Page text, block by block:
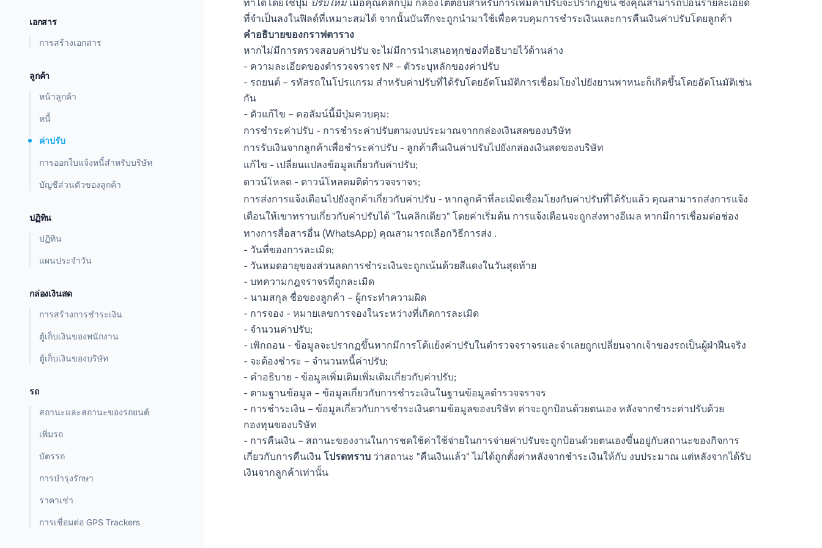
เอกสาร
การสร้างเอกสาร
ลูกค้า
หน้าลูกค้า
หนี้
ค่าปรับ
การออกใบแจ้งหนี้สำหรับบริษัท
บัญชีส่วนตัวของลูกค้า
ปฏิทิน
ปฏิทิน
แผนประจำวัน
กล่องเงินสด
การสร้างการชำระเงิน
ตู้เก็บเงินของพนักงาน
ตู้เก็บเงินของบริษัท
รถ
สถานะและสถานะของรถยนต์
เพิ่มรถ
บัตรรถ
การบำรุงรักษา
ราคาเช่า
การเชื่อมต่อ GPS Trackers
ทำได้โดยใช้ปุ่ม ปรับใหม่เมื่อคุณคลิกปุ่ม กล่องโต้ตอบสำหรับการเพิ่มค่าปรับจะปรากฏขึ้น ซึ่งคุณสามารถป้อนรายละเอียด
ที่จำเป็นลงในฟิลด์ที่เหมาะสมได้ จากนั้นบันทึกจะถูกนำมาใช้เพื่อควบคุมการชำระเงินและการคืนเงินค่าปรับโดยลูกค้า
คำอธิบายของกราฟตาราง
หากไม่มีการตรวจสอบค่าปรับ จะไม่มีการนำเสนอทุกช่องที่อธิบายไว้ด้านล่าง
- ความละเอียดของตำรวจจราจร № – ตัวระบุหลักของค่าปรับ
- รถยนต์ – รหัสรถในโปรแกรม สำหรับค่าปรับที่ได้รับโดยอัตโนมัติการเชื่อมโยงไปยังยานพาหนะก็เกิดขึ้นโดยอัตโนมัติเช่น
กัน
- ตัวแก้ไข – คอลัมน์นี้มีปุ่มควบคุม:
การชำระค่าปรับ - การชำระค่าปรับตามงบประมาณจากกล่องเงินสดของบริษัท
การรับเงินจากลูกค้าเพื่อชำระค่าปรับ - ลูกค้าคืนเงินค่าปรับไปยังกล่องเงินสดของบริษัท
แก้ไข - เปลี่ยนแปลงข้อมูลเกี่ยวกับค่าปรับ;
ดาวน์โหลด - ดาวน์โหลดมติตำรวจจราจร;
การส่งการแจ้งเตือนไปยังลูกค้าเกี่ยวกับค่าปรับ - หากลูกค้าที่ละเมิดเชื่อมโยงกับค่าปรับที่ได้รับแล้ว คุณสามารถส่งการแจ้ง
เตือนให้เขาทราบเกี่ยวกับค่าปรับได้ "ในคลิกเดียว" โดยค่าเริ่มต้น การแจ้งเตือนจะถูกส่งทางอีเมล หากมีการเชื่อมต่อช่อง
ทางการสื่อสารอื่น (WhatsApp) คุณสามารถเลือกวิธีการส่ง .
- วันที่ของการละเมิด;
- วันหมดอายุของส่วนลดการชำระเงินจะถูกเน้นด้วยสีแดงในวันสุดท้าย
- บทความกฎจราจรที่ถูกละเมิด
- นามสกุล ชื่อของลูกค้า – ผู้กระทำความผิด
- การจอง - หมายเลขการจองในระหว่างที่เกิดการละเมิด
- จำนวนค่าปรับ;
- เพิกถอน - ข้อมูลจะปรากฏขึ้นหากมีการโต้แย้งค่าปรับในตำรวจจราจรและจำเลยถูกเปลี่ยนจากเจ้าของรถเป็นผู้ฝ่าฝืนจริง
- จะต้องชำระ – จำนวนหนี้ค่าปรับ;
- คำอธิบาย - ข้อมูลเพิ่มเติมเพิ่มเติมเกี่ยวกับค่าปรับ;
- ตามฐานข้อมูล – ข้อมูลเกี่ยวกับการชำระเงินในฐานข้อมูลตำรวจจราจร
- การชำระเงิน – ข้อมูลเกี่ยวกับการชำระเงินตามข้อมูลของบริษัท ค่าจะถูกป้อนด้วยตนเอง หลังจากชำระค่าปรับด้วย
กองทุนของบริษัท
- การคืนเงิน – สถานะของงานในการชดใช้ค่าใช้จ่ายในการจ่ายค่าปรับจะถูกป้อนด้วยตนเองขึ้นอยู่กับสถานะของกิจการ
เกี่ยวกับการคืนเงินโปรดทราบ ว่าสถานะ "คืนเงินแล้ว" ไม่ได้ถูกตั้งค่าหลังจากชำระเงินให้กับ งบประมาณ แต่หลังจากได้รับ
เงินจากลูกค้าเท่านั้น